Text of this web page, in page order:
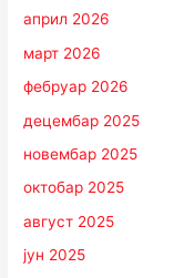
април 2026
март 2026
фебруар 2026
децембар 2025
новембар 2025
октобар 2025
август 2025
јун 2025